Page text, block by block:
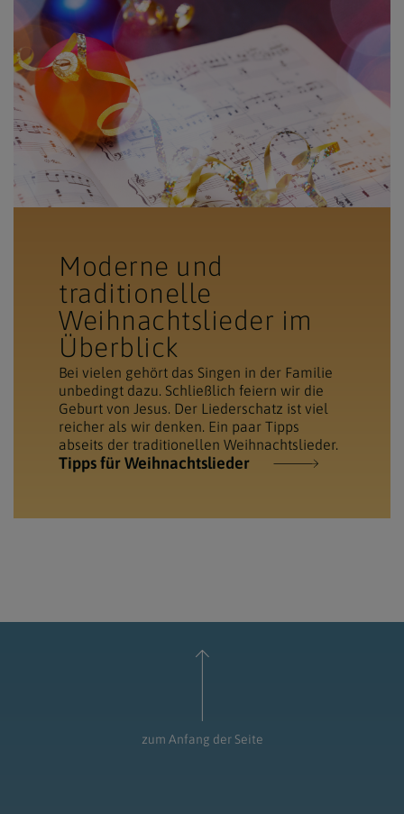
Moderne und
traditionelle
Weihnachtslieder im
Überblick
Bei vielen gehört das Singen in der Familie
unbedingt dazu. Schließlich feiern wir die
Geburt von Jesus. Der Liederschatz ist viel
reicher als wir denken. Ein paar Tipps
abseits der traditionellen Weihnachtslieder.
Tipps für Weihnachtslieder
zum Anfang der Seite